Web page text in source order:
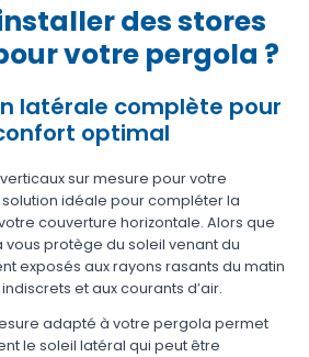
des stores
votre pergola ?
latérale complète pour
optimal
sur mesure pour votre
idéale pour compléter la
couverture horizontale. Alors que
protège du soleil venant du
exposés aux rayons rasants du matin
et aux courants d’air.
adapté à votre pergola permet
le soleil latéral qui peut être